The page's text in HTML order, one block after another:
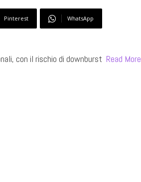
Pinterest WhatsApp
con il rischio di downburst Read More